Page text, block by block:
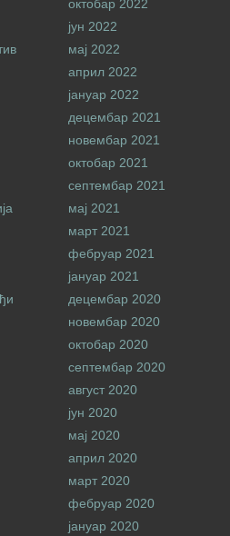
октобар 2022
јун 2022
мај 2022
април 2022
јануар 2022
децембар 2021
новембар 2021
октобар 2021
септембар 2021
мај 2021
март 2021
фебруар 2021
јануар 2021
децембар 2020
новембар 2020
октобар 2020
септембар 2020
август 2020
јун 2020
мај 2020
април 2020
март 2020
фебруар 2020
јануар 2020